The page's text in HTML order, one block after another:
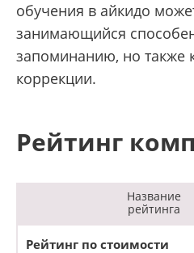
обучения в айкидо
занимающийся
запоминанию, но также
коррекции.
Рейтинг
Название
рейтинга
Рейтинг по стоимости